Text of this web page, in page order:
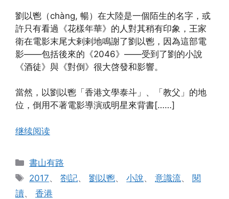
劉以鬯（chàng, 暢）在大陸是一個陌生的名字，或
許只有看過《花樣年華》的人對其稍有印象，王家
衛在電影末尾大剌剌地鳴謝了劉以鬯，因為這部電
影——包括後來的《2046》——受到了劉的小說
《酒徒》與《對倒》很大啓發和影響。
當然，以劉以鬯「香港文學泰斗」、「教父」的地
位，倒用不著電影導演或明星來背書[……]
继续阅读
分
类
書山有路
标
签
2017、劄記、劉以鬯、小說、意識流、閱
讀、 香港